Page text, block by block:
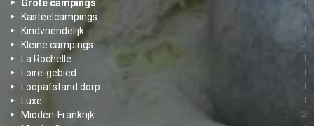
Grote campings
Kasteelcampings
Kindvriendelijk
Kleine campings 2
La Rochelle
Loire-gebied
Loopafstand dorp
Luxe
Midden-Frankrijk 2